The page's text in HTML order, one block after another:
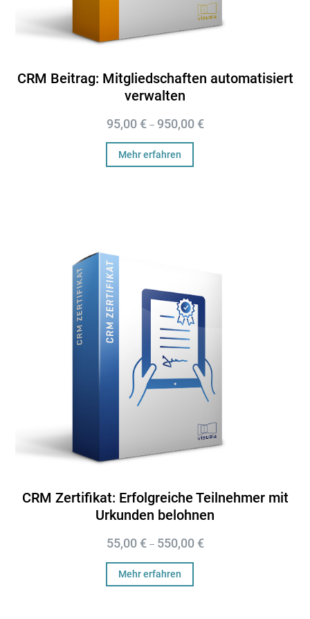
CRM Beitrag: Mitgliedschaften automatisiert
verwalten
95,00 €– 950,00 €
Mehr erfahren
CRM Zertifikat: Erfolgreiche Teilnehmer mit
Urkunden belohnen
55,00 €– 550,00 €
Mehr erfahren